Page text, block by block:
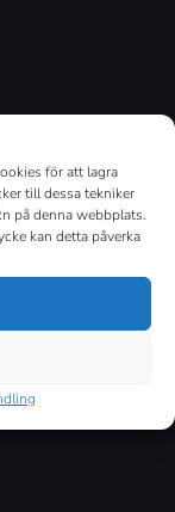
för att lagra
till dessa tekniker
på denna webbplats.
kan detta påverka